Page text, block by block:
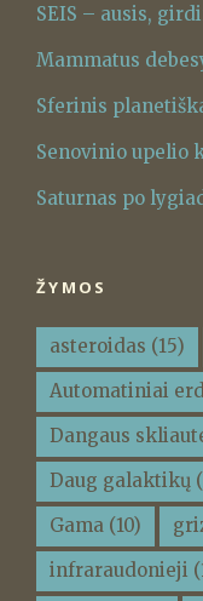
SEIS – ausis,
Mammatus
Sferinis
Senovinio upelio
Saturnas po
ŽYMOS
asteroidas (15)
Automatiniai
Dangaus
Daug galaktikų
Gama (10)
infraraudonieji